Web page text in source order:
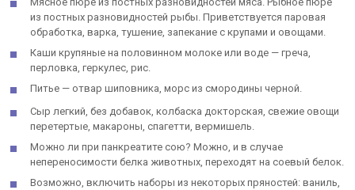
из постных разновидностей рыбы. Приветствуется паровая
обработка, варка, тушение, запекание с крупами и овощами.
Каши крупяные на половинном молоке или воде — греча,
перловка, геркулес, рис.
Питье — отвар шиповника, морс из смородины черной.
Сыр легкий, без добавок, колбаска докторская, свежие овощи
перетертые, макароны, спагетти, вермишель.
Можно ли при панкреатите сою? Можно, и в случае
непереносимости белка животных, переходят на соевый белок.
Возможно, включить наборы из некоторых пряностей: ваниль,